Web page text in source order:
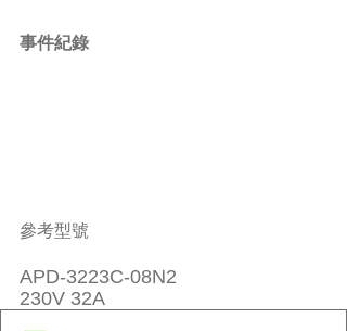
事件紀錄
參考型號
APD-3223C-08N2
230V 32A